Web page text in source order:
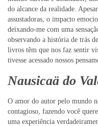
do alcance da realidade.
assustadoras, o impacto
deixando-me com uma
observando a história de trás
livros têm que nos faz sentir
tivesse acessado nossos
Nausicaä do
O amor do autor pelo mundo
contagioso, fazendo você
uma experiência